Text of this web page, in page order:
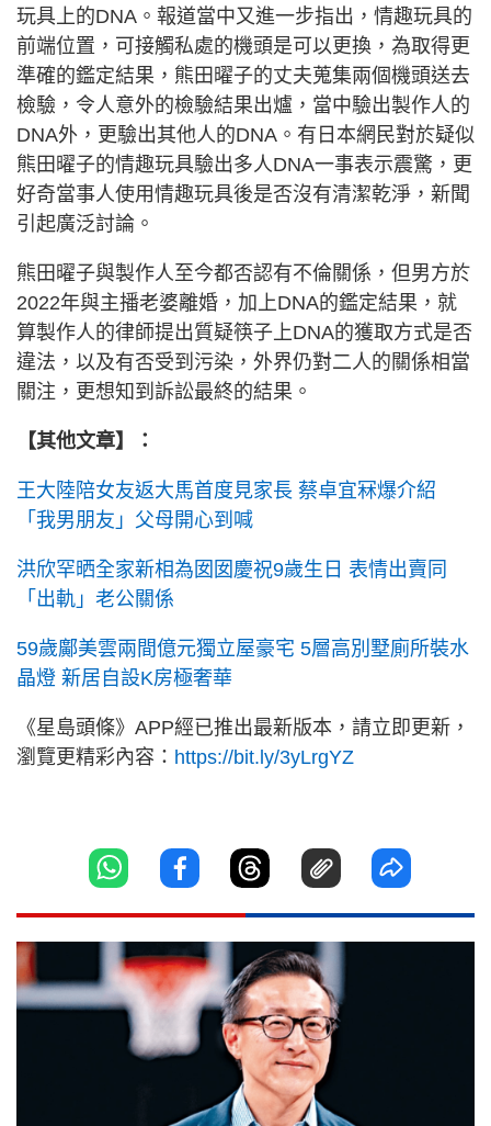
玩具上的DNA。報道當中又進一步指出，情趣玩具的
前端位置，可接觸私處的機頭是可以更換，為取得更
準確的鑑定結果，熊田曜子的丈夫蒐集兩個機頭送去
檢驗，令人意外的檢驗結果出爐，當中驗出製作人的
DNA外，更驗出其他人的DNA。有日本網民對於疑似
熊田曜子的情趣玩具驗出多人DNA一事表示震驚，更
好奇當事人使用情趣玩具後是否沒有清潔乾淨，新聞
引起廣泛討論。
熊田曜子與製作人至今都否認有不倫關係，但男方於
2022年與主播老婆離婚，加上DNA的鑑定結果，就
算製作人的律師提出質疑筷子上DNA的獲取方式是否
違法，以及有否受到污染，外界仍對二人的關係相當
關注，更想知到訴訟最終的結果。
【其他文章】：
王大陸陪女友返大馬首度見家長 蔡卓宜冧爆介紹
「我男朋友」父母開心到喊
洪欣罕晒全家新相為囡囡慶祝9歲生日 表情出賣同
「出軌」老公關係
59歲鄺美雲兩間億元獨立屋豪宅 5層高別墅廁所裝水
晶燈 新居自設K房極奢華
《星島頭條》APP經已推出最新版本，請立即更新，
瀏覽更精彩內容： https://bit.ly/3yLrgYZ